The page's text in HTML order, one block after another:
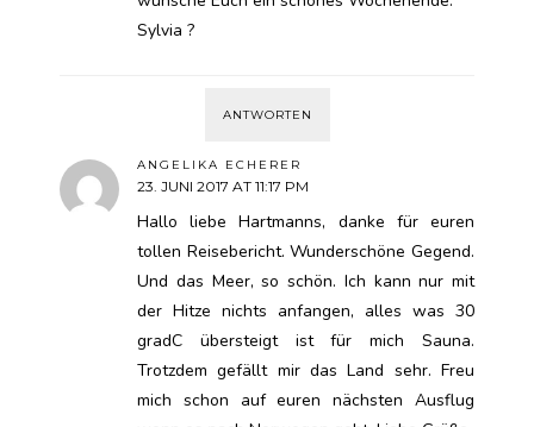
Sylvia ?
ANTWORTEN
ANGELIKA ECHERER
23. JUNI 2017 AT 11:17 PM
Hallo liebe Hartmanns, danke für euren
tollen Reisebericht. Wunderschöne Gegend.
Und das Meer, so schön. Ich kann nur mit
der Hitze nichts anfangen, alles was 30
gradC übersteigt ist für mich Sauna.
Trotzdem gefällt mir das Land sehr. Freu
mich schon auf euren nächsten Ausflug